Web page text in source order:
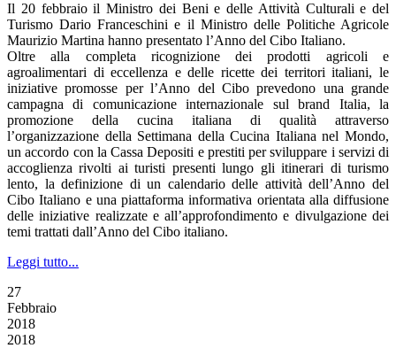
Il 20 febbraio il Ministro dei Beni e delle Attività Culturali e del
Turismo Dario Franceschini e il Ministro delle Politiche Agricole
Maurizio Martina hanno presentato l’Anno del Cibo Italiano.
Oltre alla completa ricognizione dei prodotti agricoli e
agroalimentari di eccellenza e delle ricette dei territori italiani, le
iniziative promosse per l’Anno del Cibo prevedono una grande
campagna di comunicazione internazionale sul brand Italia, la
promozione della cucina italiana di qualità attraverso
l’organizzazione della Settimana della Cucina Italiana nel Mondo,
un accordo con la Cassa Depositi e prestiti per sviluppare i servizi di
accoglienza rivolti ai turisti presenti lungo gli itinerari di turismo
lento, la definizione di un calendario delle attività dell’Anno del
Cibo Italiano e una piattaforma informativa orientata alla diffusione
delle iniziative realizzate e all’approfondimento e divulgazione dei
temi trattati dall’Anno del Cibo italiano.
Leggi tutto...
27
Febbraio
2018
2018